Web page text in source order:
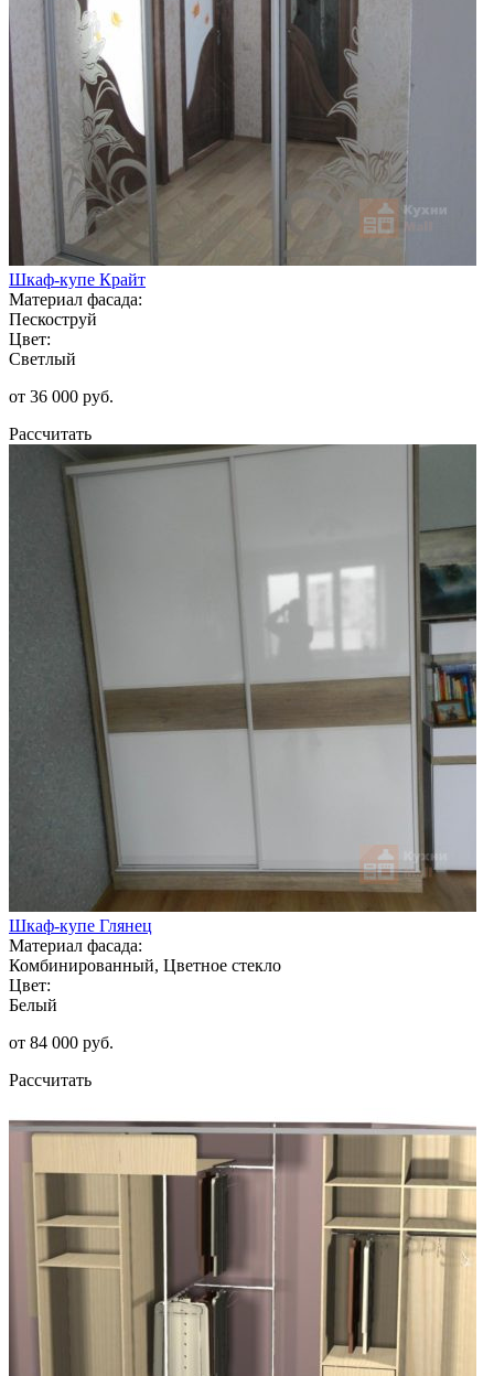
Шкаф-купе Крайт
Материал фасада:
Пескоструй
Цвет:
Светлый
от 36 000 руб.
Рассчитать
Шкаф-купе Глянец
Материал фасада:
Комбинированный, Цветное стекло
Цвет:
Белый
от 84 000 руб.
Рассчитать